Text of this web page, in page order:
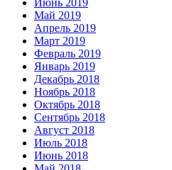
Июнь 2019
Май 2019
Апрель 2019
Март 2019
Февраль 2019
Январь 2019
Декабрь 2018
Ноябрь 2018
Октябрь 2018
Сентябрь 2018
Август 2018
Июль 2018
Июнь 2018